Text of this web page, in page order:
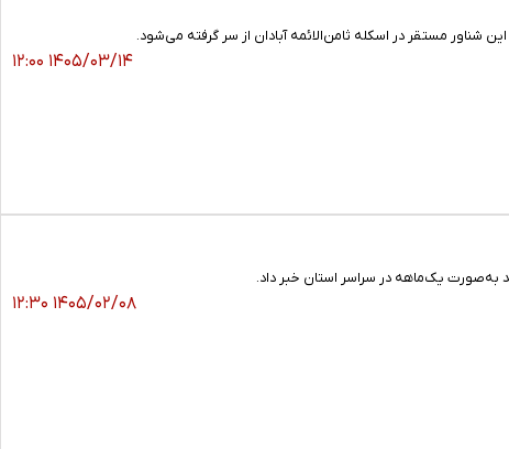
شناور مستقر در اسکله ثامن‌الائمه آبادان از سر گرفته می‌شود.
۱۴۰۵/۰۳/۱۴ ۱۲:۰۰
به‌صورت یک‌ماهه در سراسر استان خبر داد.
۱۴۰۵/۰۲/۰۸ ۱۲:۳۰